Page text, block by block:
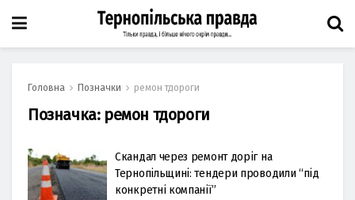
Головна Позначки ремон тдороги
Позначка: ремон тдороги
Скандал через ремонт доріг на
Тернопільщині: тендери проводили “під
конкретні компанії”